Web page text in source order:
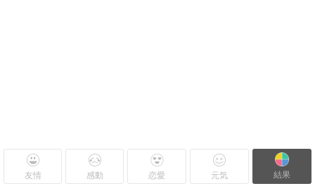
友情 感動 恋愛 元気 結果